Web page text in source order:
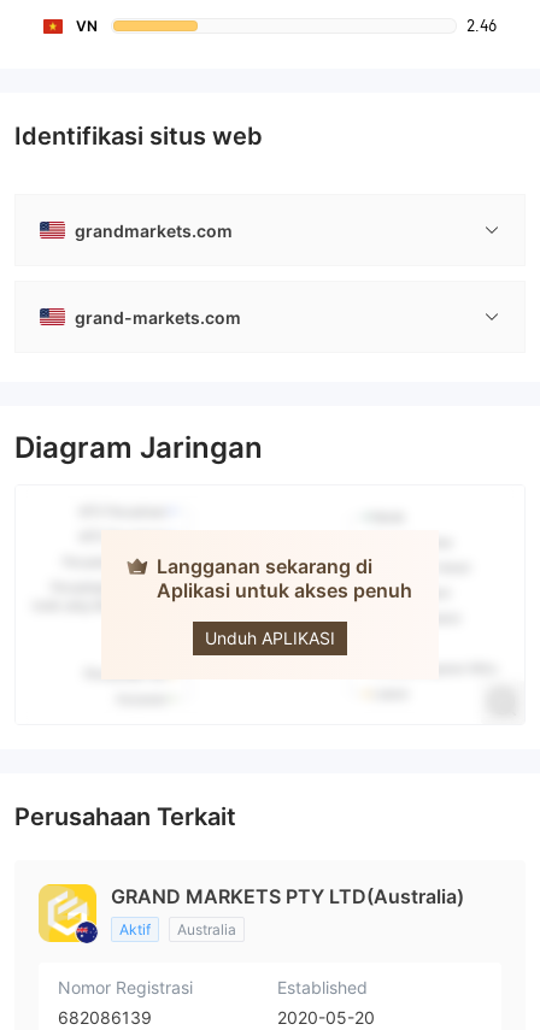
VN 2.46
Identifikasi situs web
grandmarkets.com
grand-markets.com
Diagram Jaringan
Langganan sekarang di
Aplikasi untuk akses penuh
Unduh APLIKASI
GRAND
Perusahaan Terkait
GRAND MARKETS PTY LTD(Australia)
Aktif Australia
Nomor Registrasi
682086139
Established
2020-05-20